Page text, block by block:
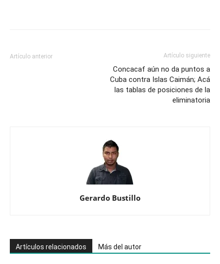
Artículo anterior Artículo siguiente
Concacaf aún no da puntos a
Cuba contra Islas Caimán; Acá
las tablas de posiciones de la
eliminatoria
Gerardo Bustillo
Artículos relacionados Más del autor